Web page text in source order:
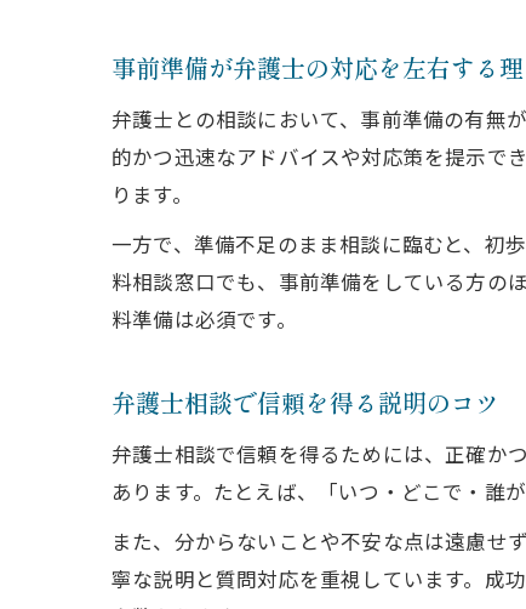
事前準備が弁護士の対応を左右する
弁護士との相談において、事前準備の有無
的かつ迅速なアドバイスや対応策を提示で
ります。
一方で、準備不足のまま相談に臨むと、初
料相談窓口でも、事前準備をしている方の
料準備は必須です。
弁護士相談で信頼を得る説明のコツ
弁護士相談で信頼を得るためには、正確か
あります。たとえば、「いつ・どこで・誰
また、分からないことや不安な点は遠慮せ
寧な説明と質問対応を重視しています。成